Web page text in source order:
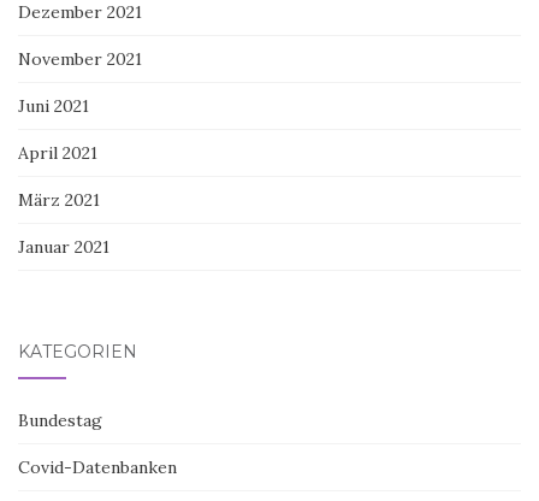
Dezember 2021
November 2021
Juni 2021
April 2021
März 2021
Januar 2021
KATEGORIEN
Bundestag
Covid-Datenbanken